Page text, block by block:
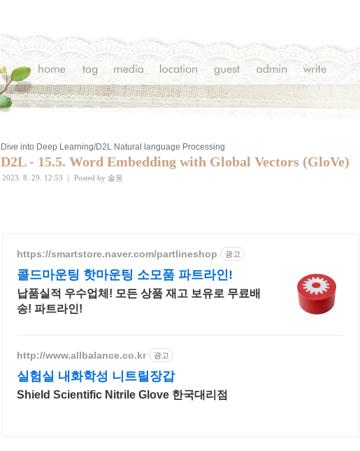
Dive into Deep Learning/D2L Natural language Processing
D2L - 15.5. Word Embedding with Global Vectors (GloVe)
2023. 8. 29. 12:53 | Posted by 솔웅
https://smartstore.naver.com/partlineshop 광고
콜드마운팅 핫마운팅 소모품 파트라인!
납품실적 우수업체! 모든 상품 재고 보유로 무료배
송! 파트라인!
http://www.allbalance.co.kr 광고
실험실 내화학성 니트릴장갑
Shield Scientific Nitrile Glove 한국대리점